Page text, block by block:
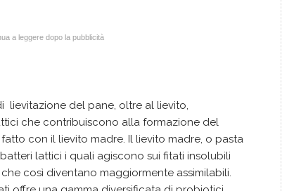
a leggere dopo la pubblicità
lievitazione del pane, oltre al lievito,
che contribuiscono alla formazione del
con il lievito madre. Il lievito madre, o pasta
lattici i quali agiscono sui fitati insolubili
così diventano maggiormente assimilabili.